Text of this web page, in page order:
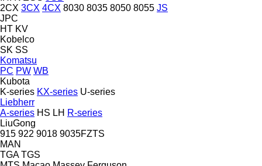
2CX 3CX 4CX 8030 8035 8050 8055 JS
JPC
HT KV
Kobelco
SK SS
Komatsu
PC PW WB
Kubota
K-series KX-series U-series
Liebherr
A-series HS LH R-series
LiuGong
915 922 9018 9035FZTS
MAN
TGA TGS